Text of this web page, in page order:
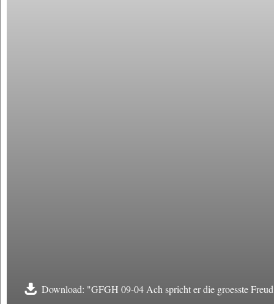
Download: "GFGH 09-04 Ach spricht er die groesste